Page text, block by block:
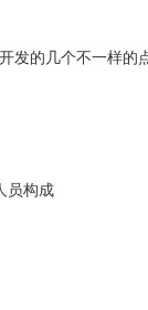
发的几个不一样的
员构成